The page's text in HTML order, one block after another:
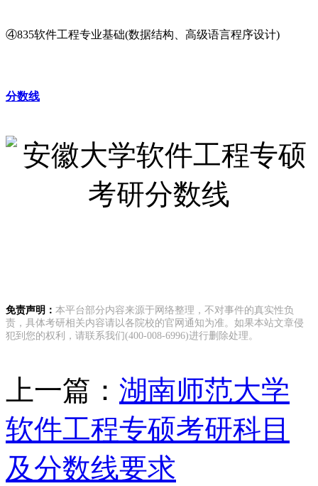
④835软件工程专业基础(数据结构、高级语言程序设计)
分数线
免责声明： 本平台部分内容来源于网络整理，不对事件的真实性负
责，具体考研相关内容请以各院校的官网通知为准。如果本站文章侵
犯到您的权利，请联系我们(400-008-6996)进行删除处理。
上一篇： 湖南师范大学
软件工程专硕考研科目
及分数线要求